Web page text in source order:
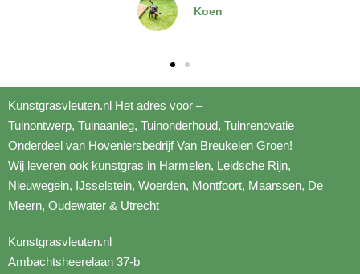
Dominique
Kunstgrasvleuten.nl Het adres voor –
Tuinontwerp, Tuinaanleg, Tuinonderhoud, Tuinrenovatie
Onderdeel van Hoveniersbedrijf Van Breukelen Groen!
Wij leveren ook kunstgras in Harmelen, Leidsche Rijn,
Nieuwegein, IJsselstein, Woerden, Montfoort, Maarssen, De
Meern, Oudewater & Utrecht
Kunstgrasvleuten.nl
Ambachtsheerelaan 37-b